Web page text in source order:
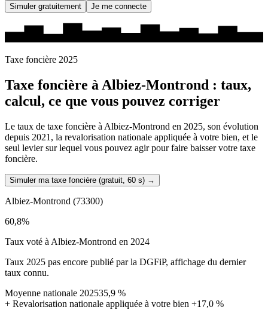
Simuler gratuitement Je me connecte
Taxe foncière 2025
Taxe foncière àAlbiez-Montrond : taux,
calcul, ce que vous pouvez corriger
Le taux de taxe foncière à Albiez-Montrond en 2025, son évolution
depuis 2021, la revalorisation nationale appliquée à votre bien, et le
seul levier sur lequel vous pouvez agir pour faire baisser votre taxe
foncière.
Simuler ma taxe foncière (gratuit, 60 s) →
Albiez-Montrond (73300)
60,8%
Taux voté à Albiez-Montrond en 2024
Taux 2025 pas encore publié par la DGFiP, affichage du dernier
taux connu.
Moyenne nationale 202535,9 %
+ Revalorisation nationale appliquée à votre bien +17,0 %